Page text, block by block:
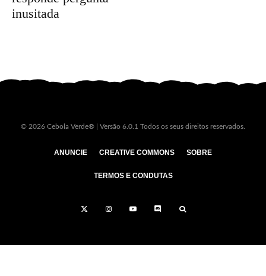
inusitada
© 2026 Cebola Verde® | Versão 6.0.1 Todos os seus direitos reservados.
ANUNCIE CREATIVE COMMONS SOBRE
TERMOS E CONDUTAS